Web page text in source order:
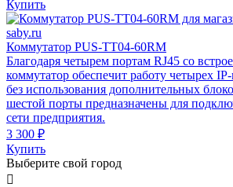
Купить
Коммутатор PUS-TT04-60RM
Благодаря четырем портам RJ45 со
коммутатор обеспечит работу четырех
без использования дополнительных
шестой порты предназначены для
сети предприятия.
3 300 ₽
Купить
Выберите свой город
